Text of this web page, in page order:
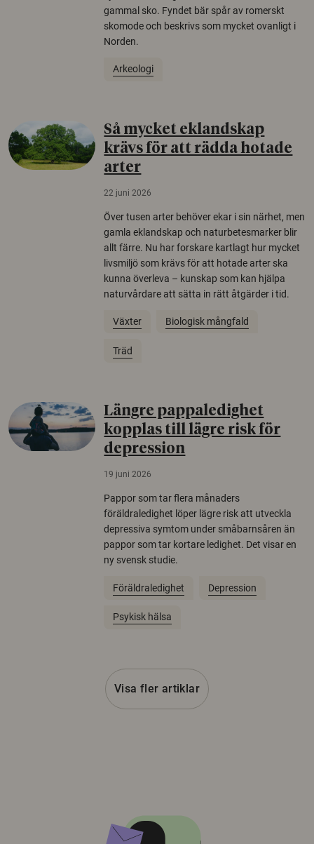
gammal sko. Fyndet bär spår av romerskt
skomode och beskrivs som mycket ovanligt i
Norden.
Arkeologi
Så mycket eklandskap
krävs för att rädda hotade
arter
22 juni 2026
Över tusen arter behöver ekar i sin närhet, men
gamla eklandskap och naturbetesmarker blir
allt färre. Nu har forskare kartlagt hur mycket
livsmiljö som krävs för att hotade arter ska
kunna överleva – kunskap som kan hjälpa
naturvårdare att sätta in rätt åtgärder i tid.
Växter Biologisk mångfald
Träd
Längre pappaledighet
kopplas till lägre risk för
depression
19 juni 2026
Pappor som tar flera månaders
föräldraledighet löper lägre risk att utveckla
depressiva symtom under småbarnsåren än
pappor som tar kortare ledighet. Det visar en
ny svensk studie.
Föräldraledighet Depression
Psykisk hälsa
Visa fler artiklar